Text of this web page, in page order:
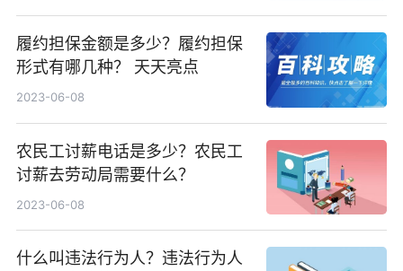
履约担保金额是多少？履约担保
形式有哪几种？ 天天亮点
2023-06-08
农民工讨薪电话是多少？农民工
讨薪去劳动局需要什么？
2023-06-08
什么叫违法行为人？违法行为人